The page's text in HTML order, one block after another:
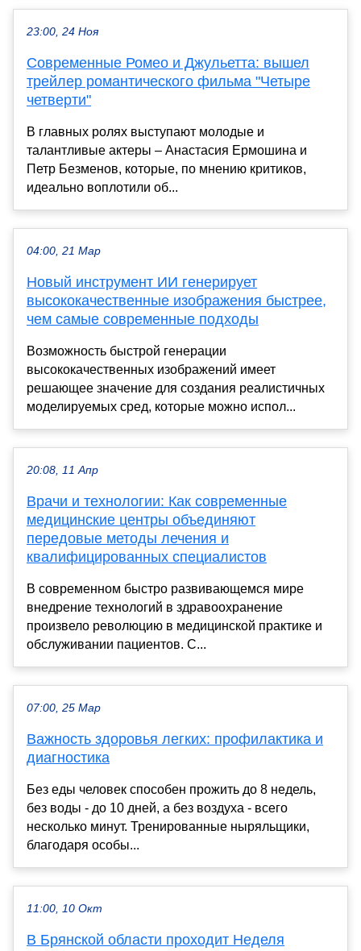
23:00, 24 Ноя
Современные Ромео и Джульетта: вышел
трейлер романтического фильма "Четыре
четверти"
В главных ролях выступают молодые и
талантливые актеры – Анастасия Ермошина и
Петр Безменов, которые, по мнению критиков,
идеально воплотили об...
04:00, 21 Мар
Новый инструмент ИИ генерирует
высококачественные изображения быстрее,
чем самые современные подходы
Возможность быстрой генерации
высококачественных изображений имеет
решающее значение для создания реалистичных
моделируемых сред, которые можно испол...
20:08, 11 Апр
Врачи и технологии: Как современные
медицинские центры объединяют
передовые методы лечения и
квалифицированных специалистов
В современном быстро развивающемся мире
внедрение технологий в здравоохранение
произвело революцию в медицинской практике и
обслуживании пациентов. С...
07:00, 25 Мар
Важность здоровья легких: профилактика и
диагностика
Без еды человек способен прожить до 8 недель,
без воды - до 10 дней, а без воздуха - всего
несколько минут. Тренированные ныряльщики,
благодаря особы...
11:00, 10 Окт
В Брянской области проходит Неделя